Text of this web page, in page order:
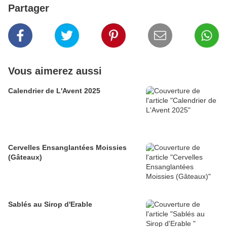
Partager
Vous aimerez aussi
Calendrier de L'Avent 2025
Cervelles Ensanglantées Moissies
(Gâteaux)
Sablés au Sirop d'Erable